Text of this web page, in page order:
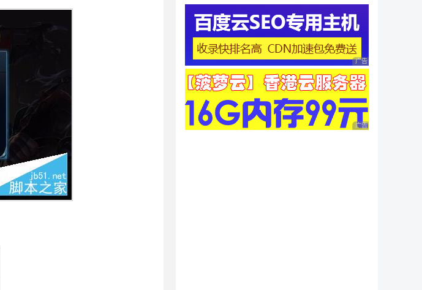
广告 商业广告，理性
广告 商业广告，理性